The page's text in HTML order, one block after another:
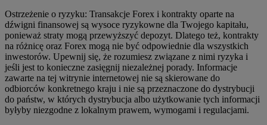
Ostrzeżenie o ryzyku: Transakcje Forex i kontrakty oparte na
dźwigni finansowej są wysoce ryzykowne dla Twojego kapitału,
ponieważ straty mogą przewyższyć depozyt. Dlatego też, kontrakty
na różnicę oraz Forex mogą nie być odpowiednie dla wszystkich
inwestorów. Upewnij się, że rozumiesz związane z nimi ryzyka i
jeśli jest to konieczne zasięgnij niezależnej porady. Informacje
zawarte na tej witrynie internetowej nie są skierowane do
odbiorców konkretnego kraju i nie są przeznaczone do dystrybucji
do państw, w których dystrybucja albo użytkowanie tych informacji
byłyby niezgodne z lokalnym prawem, wymogami i regulacjami.